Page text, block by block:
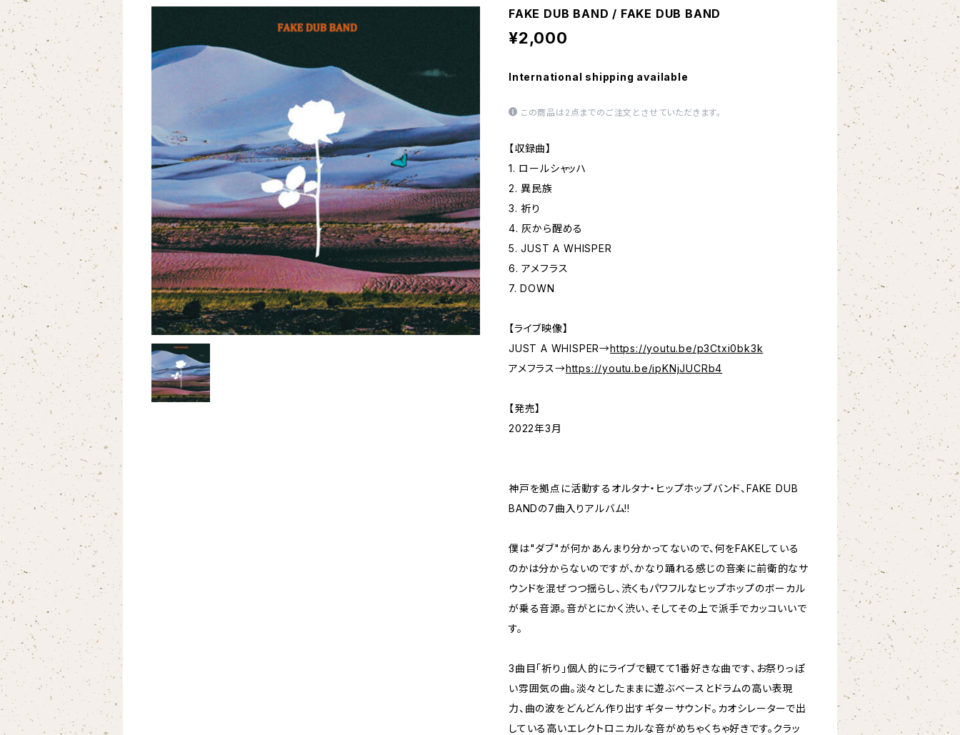
FAKE DUB BAND / FAKE DUB BAND
¥2,000
International shipping available
この商品は2点までのご注文とさせていただきます。
【収録曲】
1. ロールシャッハ
2. 異民族
3. 祈り
4. 灰から醒める
5. JUST A WHISPER
6. アメフラス
7. DOWN
【ライブ映像】
JUST A WHISPER→https://youtu.be/p3Ctxi0bk3k
アメフラス→https://youtu.be/ipKNjJUCRb4
【発売】
2022年3月
神戸を拠点に活動するオルタナ・ヒップホップバンド、FAKE DUB
BANDの7曲入りアルバム!!
僕は"ダブ"が何かあんまり分かってないので、何をFAKEしている
のかは分からないのですが、かなり踊れる感じの音楽に前衛的なサ
ウンドを混ぜつつ揺らし、渋くもパワフルなヒップホップのボーカル
が乗る音源。音がとにかく渋い、そしてその上で派手でカッコいいで
す。
3曲目「祈り」個人的にライブで観てて1番好きな曲です、お祭りっぽ
い雰囲気の曲。淡々としたままに遊ぶベースとドラムの高い表現
力、曲の波をどんどん作り出すギターサウンド。カオシレーターで出
している高いエレクトロニカルな音がめちゃくちゃ好きです。クラッ